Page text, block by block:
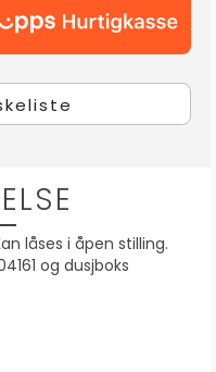
låses i åpen stilling.
og dusjboks